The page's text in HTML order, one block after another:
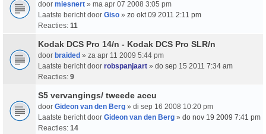
door miesnert » ma apr 07 2008 3:05 pm
Laatste bericht door Giso » zo okt 09 2011 2:11 pm
Reacties: 11
Kodak DCS Pro 14/n - Kodak DCS Pro SLR/n
door braided » za apr 11 2009 5:44 pm
Laatste bericht door robspanjaart » do sep 15 2011 7:34 am
Reacties: 9
S5 vervangings/ tweede accu
door Gideon van den Berg » di sep 16 2008 10:20 pm
Laatste bericht door Gideon van den Berg » do nov 19 2009 7:41 pm
Reacties: 14